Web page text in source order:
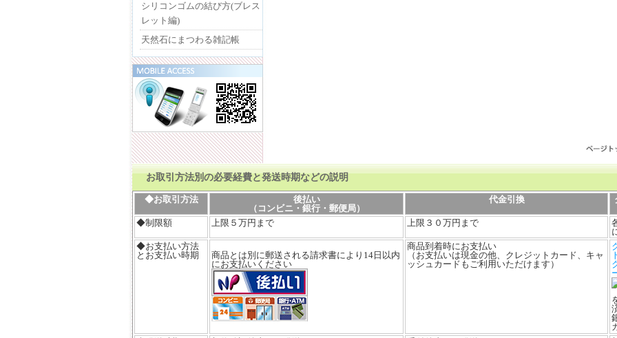
シリコンゴムの結び方(ブレス
レット編)
天然石にまつわる雑記帳
お取引方法別の必要経費と発送時期などの説明
◆お取引方法
後払い
（コンビニ・銀行・郵便局）
代金引換
◆制限額 上限５万円まで 上限３０万円まで
◆お支払い方法
とお支払い時期
商品とは別に郵送される請求書により14日以内
にお支払いください
商品到着時にお支払い
（お支払いは現金の他、クレジットカード、キャ
ッシュカードもご利用いただけます）